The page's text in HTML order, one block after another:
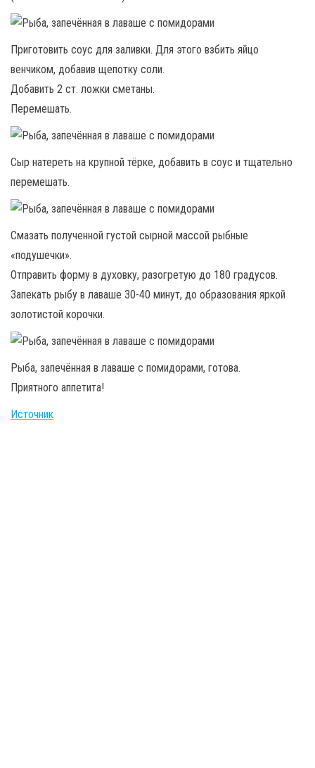
Приготовить соус для заливки. Для этого взбить яйцо
венчиком, добавив щепотку соли.
Добавить 2 ст. ложки сметаны.
Перемешать.
Сыр натереть на крупной тёрке, добавить в соус и тщательно
перемешать.
Смазать полученной густой сырной массой рыбные
«подушечки».
Отправить форму в духовку, разогретую до 180 градусов.
Запекать рыбу в лаваше 30-40 минут, до образования яркой
золотистой корочки.
Рыба, запечённая в лаваше с помидорами, готова.
Приятного аппетита!
Источник